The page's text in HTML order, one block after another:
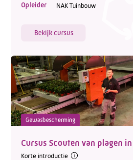
Opleider NAK Tuinbouw
Bekijk cursus
Gewasbescherming
Cursus Scouten van plagen
Korte introductie